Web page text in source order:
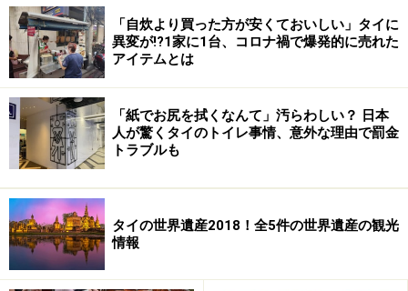
「自炊より買った方が安くておいしい」タイに
異変が!?1家に1台、コロナ禍で爆発的に売れた
アイテムとは
「紙でお尻を拭くなんて」汚らわしい？ 日本
人が驚くタイのトイレ事情、意外な理由で罰金
トラブルも
タイの世界遺産2018！全5件の世界遺産の観光
情報